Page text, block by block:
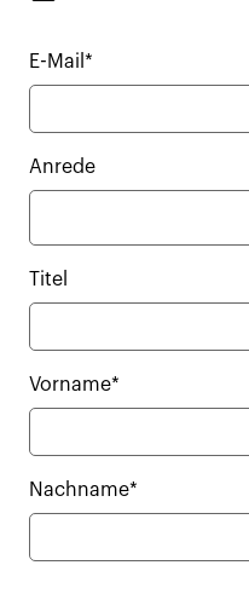
E-Mail*
Anrede
Titel
Vorname*
Nachname*